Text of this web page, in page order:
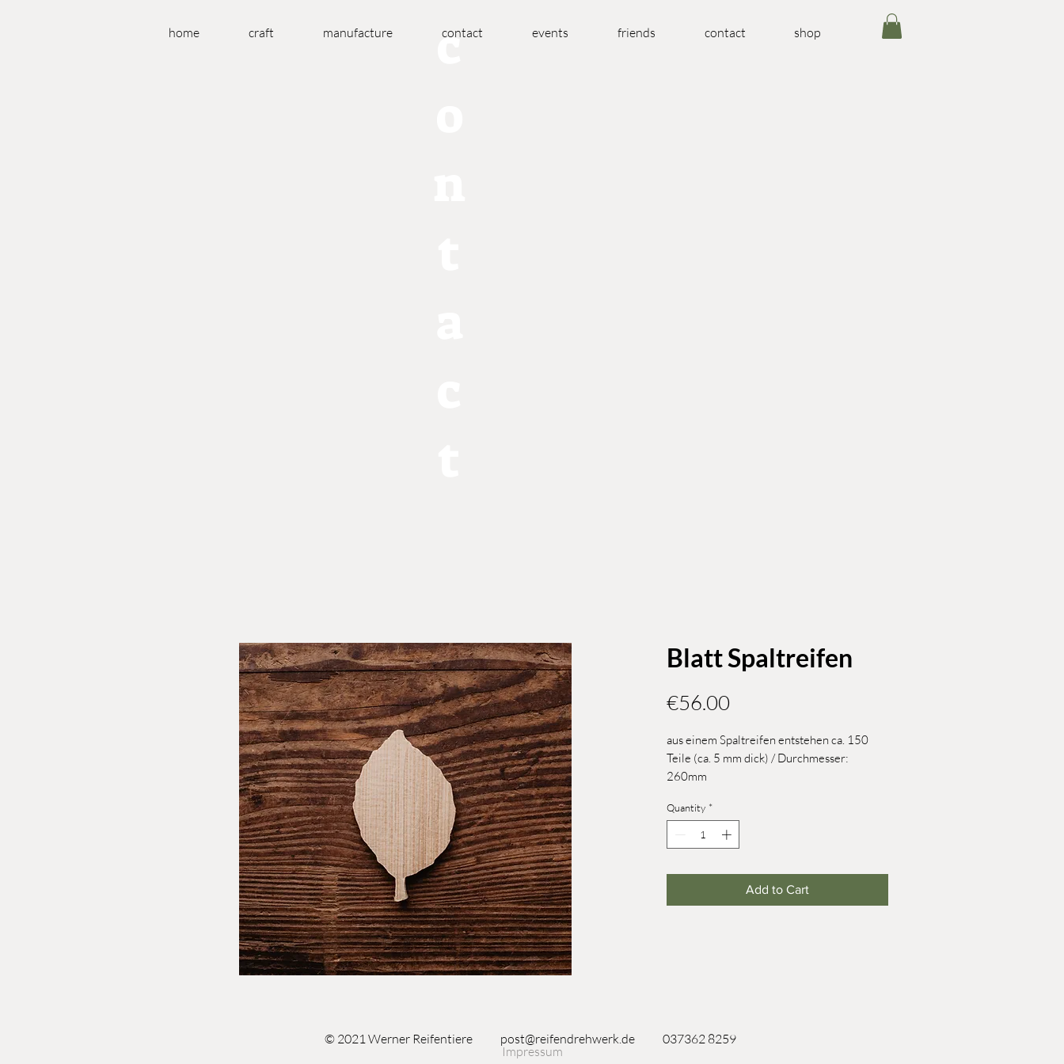
home craft manufacture contact events friends contact shop
c
Blatt Spaltreifen
€56.00
aus einem Spaltreifen entstehen ca. 150
Teile (ca. 5 mm dick) / Durchmesser:
260mm
Quantity *
Add to Cart
© 2021 Werner Reifentiere
Impressum
post@reifendrehwerk.de 037362 8259